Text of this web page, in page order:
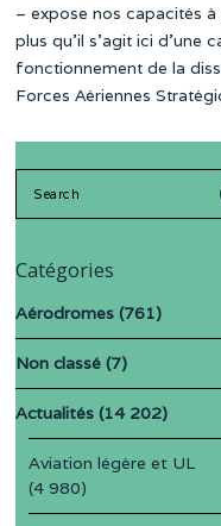
– expose nos capacités
plus qu’il s’agit ici d’une
fonctionnement de la
Forces Aériennes
Catégories
Aérodromes (761)
Non classé (7)
Actualités (14 202)
Aviation légère et UL
(4 980)